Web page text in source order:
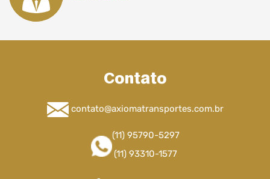
Contato
contato@axiomatransportes.com.br
(11) 95790-5297
(11) 93310-1577